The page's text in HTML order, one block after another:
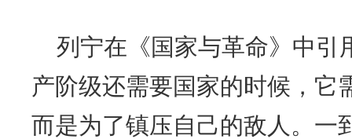
列宁在《国家与革命》中引
产阶级还需要国家的时候，它
而是为了镇压自己的敌人。一